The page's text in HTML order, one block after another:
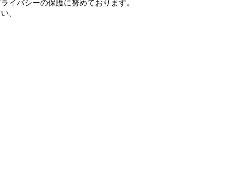
イバシーの保護に努めております。
。